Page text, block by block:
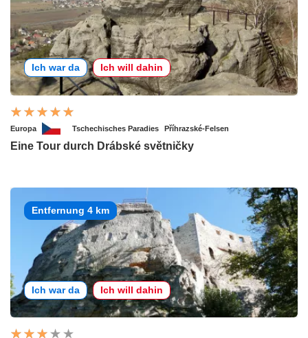
Ich war da Ich will dahin
Europa Tschechisches Paradies Příhrazské-Felsen
Eine Tour durch Drábské světničky
Entfernung 4 km
Ich war da Ich will dahin